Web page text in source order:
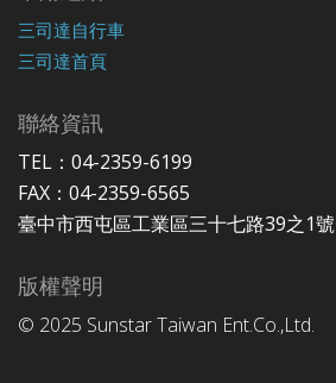
三司達自行車
三司達首頁
聯絡資訊
TEL：04-2359-6199
FAX：04-2359-6565
臺中市西屯區工業區三十七路39之1號
版權聲明
© 2025 Sunstar Taiwan Ent.Co.,Ltd.